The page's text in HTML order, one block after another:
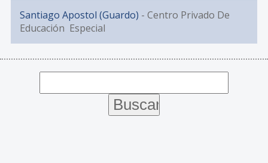
Santiago Apostol (Guardo) - Centro Privado De
Educación Especial